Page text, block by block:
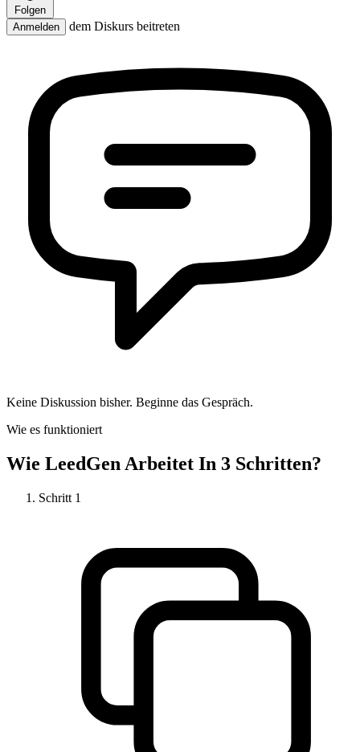
Folgen
Anmelden
dem Diskurs beitreten
Keine Diskussion bisher. Beginne das Gespräch.
Wie es funktioniert
Wie LeedGen Arbeitet In 3 Schritten?
Schritt 1